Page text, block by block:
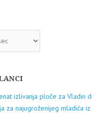
izlivanja ploče za Vladin
za najugroženijeg mladića